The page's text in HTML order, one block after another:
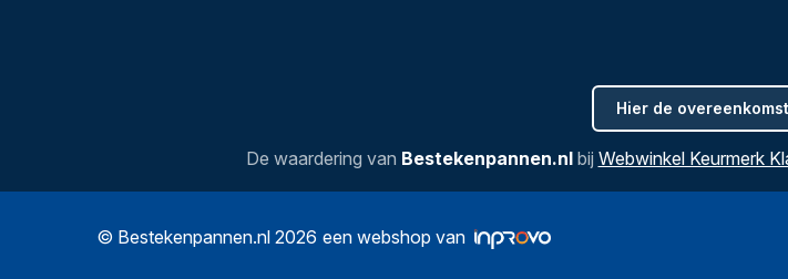
Hier de
De waardering van Bestekenpannen.nlbij Webwinkel Keurmerk
© Bestekenpannen.nl 2026 een webshop van